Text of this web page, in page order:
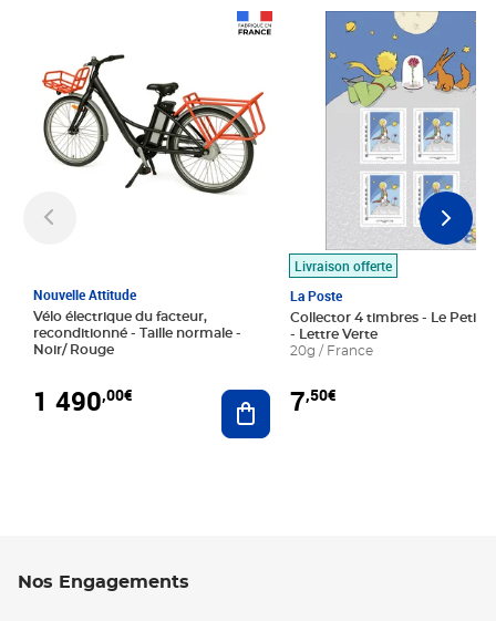
Nouvelle Attitude
Vélo électrique du facteur,
reconditionné - Taille normale -
Noir/ Rouge
1 490,00€ Ajouter au panier
Livraison offerte
La Poste
Collector 4 timbres - Le Petit
- Lettre Verte
20g / France
7,50€
Prix 7,50€
Nos Engagements